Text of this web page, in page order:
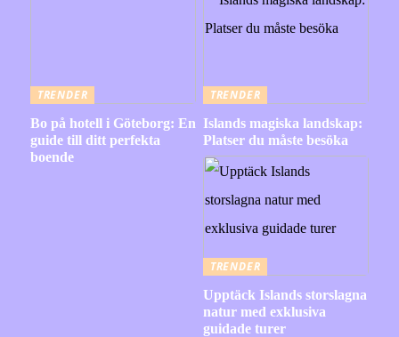
TRENDER
Bo på hotell i Göteborg: En
guide till ditt perfekta
boende
TRENDER
Islands magiska landskap:
Platser du måste besöka
TRENDER
Upptäck Islands storslagna
natur med exklusiva
guidade turer